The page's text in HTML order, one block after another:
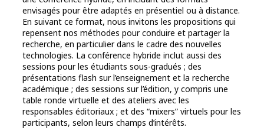
envisagés pour être adaptés en présentiel ou à distance.
En suivant ce format, nous invitons les propositions qui
repensent nos méthodes pour conduire et partager la
recherche, en particulier dans le cadre des nouvelles
technologies. La conférence hybride inclut aussi des
sessions pour les étudiants sous-gradués ; des
présentations flash sur l’enseignement et la recherche
académique ; des sessions sur l’édition, y compris une
table ronde virtuelle et des ateliers avec les
responsables éditoriaux ; et des “mixers” virtuels pour les
participants, selon leurs champs d’intérêts.